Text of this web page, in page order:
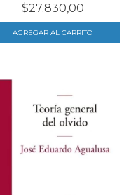
$27.830,00